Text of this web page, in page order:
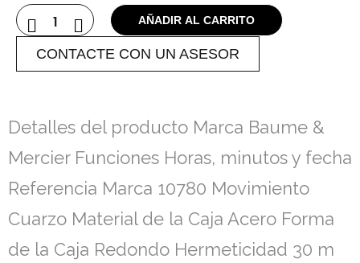
AÑADIR AL CARRITO
CONTACTE CON UN ASESOR
Detalles del producto Marca Baume &
Mercier Funciones Horas, minutos y fecha
Referencia Marca 10780 Movimiento
Cuarzo Material de la Caja Acero Forma
de la Caja Redondo Hermeticidad 30 m